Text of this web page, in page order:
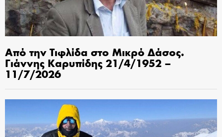
Από την Τιφλίδα στο Μικρό Δάσος.
Γιάννης Καρυπίδης 21/4/1952 –
11/7/2026